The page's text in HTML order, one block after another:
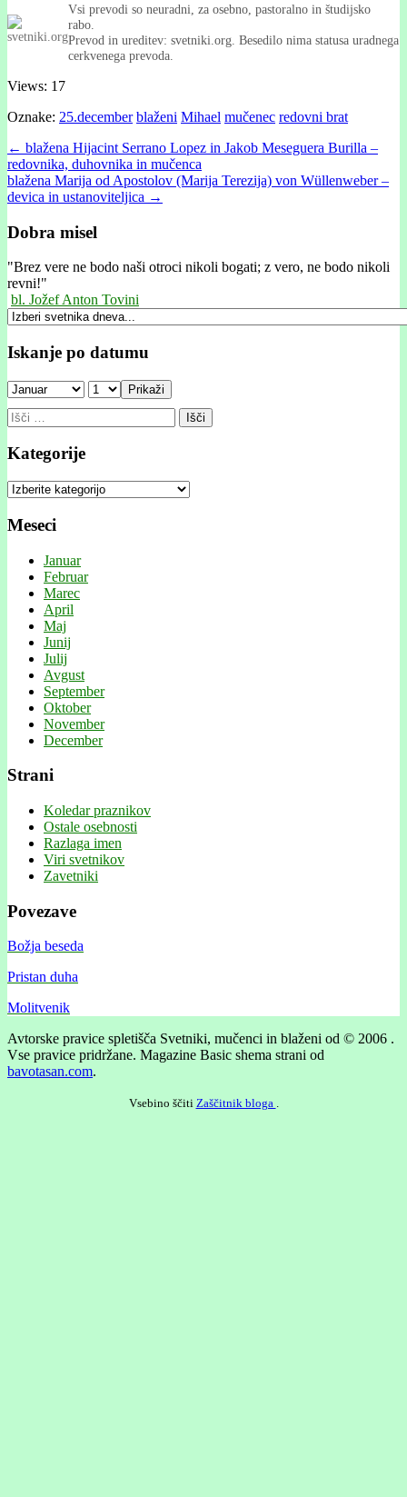
Vsi prevodi so neuradni, za osebno, pastoralno in študijsko
rabo.
Prevod in ureditev: svetniki.org. Besedilo nima statusa uradnega
cerkvenega prevoda.
Views: 17
Oznake: 25.december blaženi Mihael mučenec redovni brat
Post
navigation
← blažena Hijacint Serrano Lopez in Jakob Meseguera Burilla –
redovnika, duhovnika in mučenca
blažena Marija od Apostolov (Marija Terezija) von Wüllenweber –
devica in ustanoviteljica →
Dobra misel
"Brez vere ne bodo naši otroci nikoli bogati; z vero, ne bodo nikoli
revni!"
bl. Jožef Anton Tovini
Iskanje po datumu
Prikaži
Išči:
Kategorije
Kategorije
Meseci
Januar
Februar
Marec
April
Maj
Junij
Julij
Avgust
September
Oktober
November
December
Strani
Koledar praznikov
Ostale osebnosti
Razlaga imen
Viri svetnikov
Zavetniki
Povezave
Božja beseda
Pristan duha
Molitvenik
Avtorske pravice spletišča Svetniki, mučenci in blaženi od © 2006 .
Vse pravice pridržane. Magazine Basic shema strani od
bavotasan.com.
Vsebino ščiti Zaščitnik bloga .